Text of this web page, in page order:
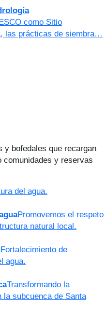
como Sitio
las prácticas de siembra…
y bofedales que recargan
comunidades y reservas
del agua.
Promovemos el respeto
natural local.
Fortalecimiento de
agua.
Transformando la
la subcuenca de Santa